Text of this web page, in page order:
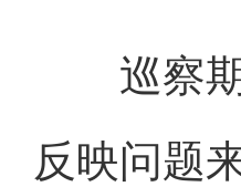
巡察期
反映问题